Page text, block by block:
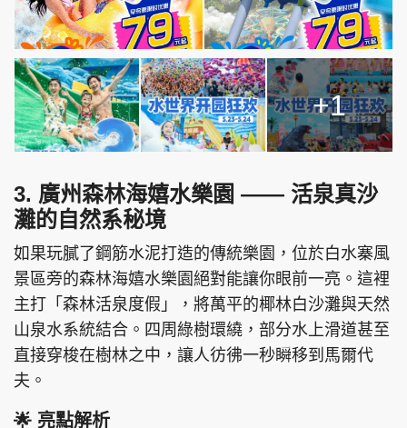
+1
3. 廣州森林海嬉水樂園 —— 活泉真沙
灘的自然系秘境
如果玩膩了鋼筋水泥打造的傳統樂園，位於白水寨風
景區旁的森林海嬉水樂園絕對能讓你眼前一亮。這裡
主打「森林活泉度假」，將萬平的椰林白沙灘與天然
山泉水系統結合。四周綠樹環繞，部分水上滑道甚至
直接穿梭在樹林之中，讓人彷彿一秒瞬移到馬爾代
夫。
🌟 亮點解析